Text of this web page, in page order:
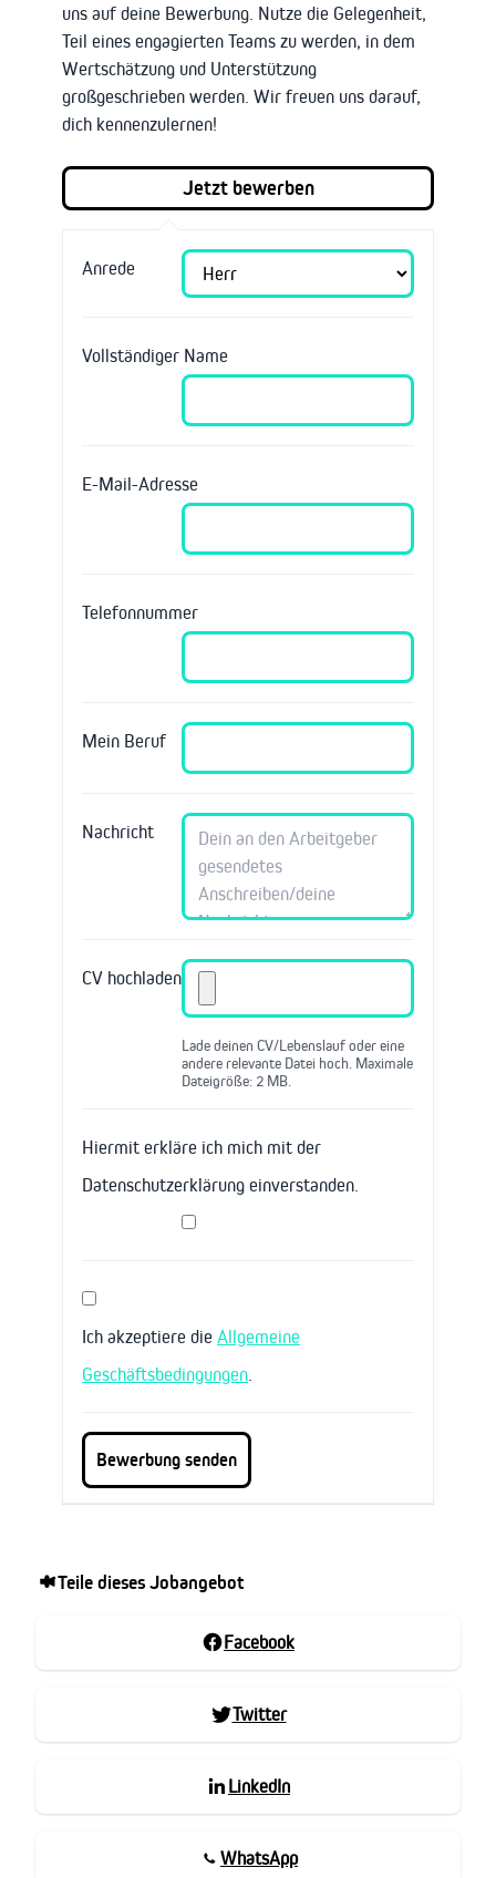
uns auf deine Bewerbung. Nutze die Gelegenheit,
Teil eines engagierten Teams zu werden, in dem
Wertschätzung und Unterstützung
großgeschrieben werden. Wir freuen uns darauf,
dich kennenzulernen!
Anrede
Vollständiger Name
E-Mail-Adresse
Telefonnummer
Mein Beruf
Nachricht
CV hochladen
Lade deinen CV/Lebenslauf oder eine
andere relevante Datei hoch. Maximale
Dateigröße: 2 MB.
Hiermit erkläre ich mich mit der
Datenschutzerklärung einverstanden.
Ich akzeptiere die Allgemeine
Geschäftsbedingungen
Teile dieses Jobangebot
Facebook
Twitter
LinkedIn
WhatsApp